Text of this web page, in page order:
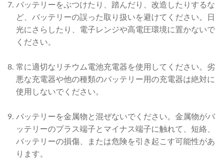
バッテリーをぶつけたり、踏んだり、改造したりするな
ど、バッテリーの誤った取り扱いを避けてください。日
光にさらしたり、電子レンジや高電圧環境に置かないで
ください。
常に適切なリチウム電池充電器を使用してください。劣
悪な充電器や他の種類のバッテリー用の充電器は絶対に
使用しないでください。
バッテリーを金属物と混ぜないでください。金属物がバ
ッテリーのプラス端子とマイナス端子に触れて、短絡、
バッテリーの損傷、または危険を引き起こす可能性があ
ります。